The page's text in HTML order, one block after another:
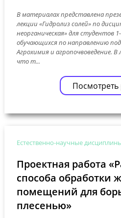
В материалах представлена
лекции «Гидролиз солей» по
неорганическая» для студентов
обучающихся по направлению
Агрохимия и агропочвоведение.
что т...
Посмотреть
Естественно-научные
Проектная работа
способа обработки
помещений для
плесенью»